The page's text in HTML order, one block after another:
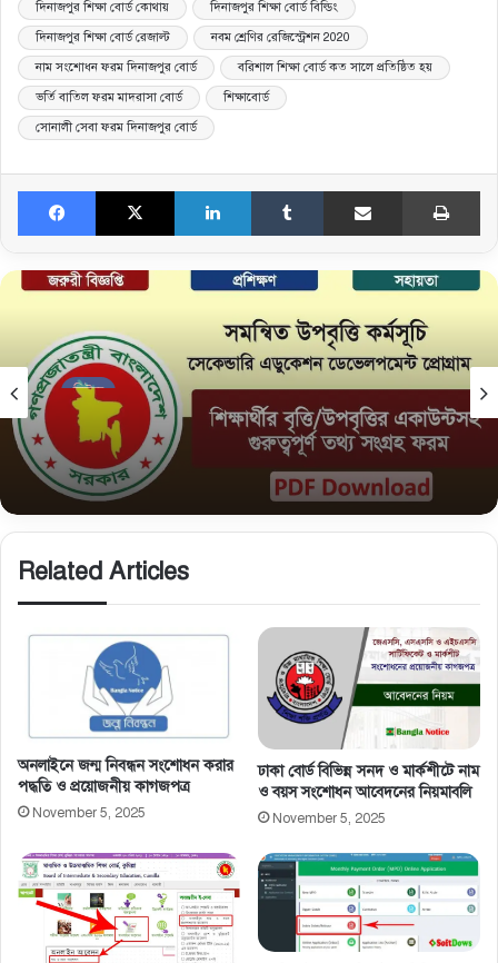
দিনাজপুর শিক্ষা বোর্ড কোথায় দিনাজপুর শিক্ষা বোর্ড বিল্ডিং
দিনাজপুর শিক্ষা বোর্ড রেজাল্ট নবম শ্রেণির রেজিস্ট্রেশন 2020
নাম সংশোধন ফরম দিনাজপুর বোর্ড বরিশাল শিক্ষা বোর্ড কত সালে প্রতিষ্ঠিত হয়
ভর্তি বাতিল ফরম মাদরাসা বোর্ড শিক্ষাবোর্ড
সোনালী সেবা ফরম দিনাজপুর বোর্ড
Facebook X LinkedIn Tumblr Share via Email
নিউজ
February 15, 2026
সমন্বিত উপবৃত্তি তথ্য ফরম: শিক্ষার্থীদের তথ্য এন্ট্রি ফরম
PDF ডাউনলোড
Related Articles
অনলাইনে জন্ম নিবন্ধন সংশোধন করার
পদ্ধতি ও প্রয়োজনীয় কাগজপত্র
November 5, 2025
ঢাকা বোর্ড বিভিন্ন সনদ ও মার্কশীটে নাম
ও বয়স সংশোধন আবেদনের নিয়মাবলি
November 5, 2025